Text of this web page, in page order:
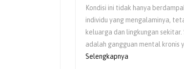
Kondisi ini tidak hanya
individu yang mengalaminya,
keluarga dan lingkungan
adalah gangguan mental kronis
Selengkapnya